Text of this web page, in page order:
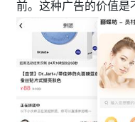
前。这种广告的价值是